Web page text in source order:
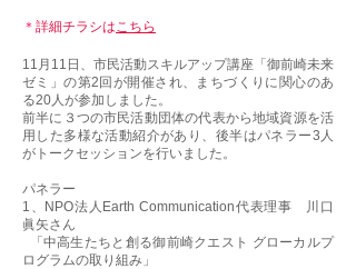
＊ 詳細チラシはこちら
11月11日、市民活動スキルアップ講座「御前崎未来
ゼミ」の第2回が開催され、まちづくりに関心のあ
る20人が参加しました。
前半に３つの市民活動団体の代表から地域資源を活
用した多様な活動紹介があり、後半はパネラー3人
がトークセッションを行いました。
パネラー
1、NPO法人Earth Communication代表理事 川口
眞矢さん
「中高生たちと創る御前崎クエスト グローカルプ
ログラムの取り組み」